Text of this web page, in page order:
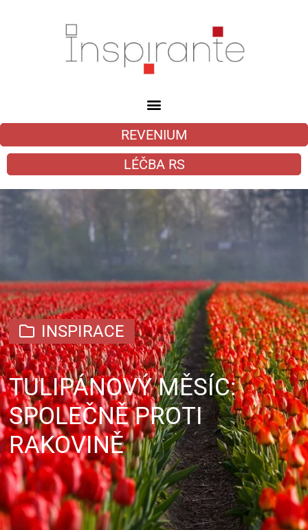
REVENIUM
LÉČBA RS
INSPIRACE
TULIPÁNOVÝ MĚSÍC:
SPOLEČNĚ PROTI
RAKOVINĚ